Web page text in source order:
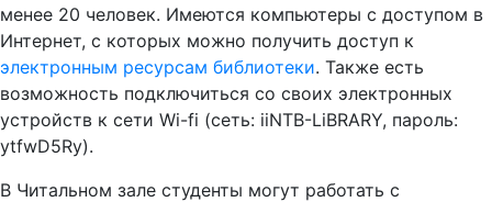
менее 20 человек. Имеются компьютеры с доступом в
Интернет, с которых можно получить доступ к
электронным ресурсам библиотеки. Также есть
возможность подключиться со своих электронных
устройств к сети Wi-fi (сеть: iiNTB-LiBRARY, пароль:
ytfwD5Ry).
В Читальном зале студенты могут работать с